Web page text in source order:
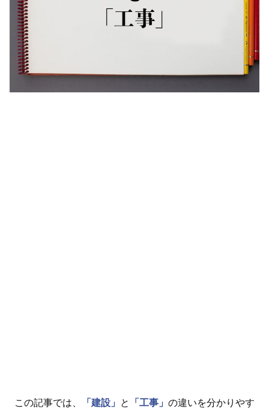
この記事では、 「建設」 と 「工事」 の違いを分かりやす